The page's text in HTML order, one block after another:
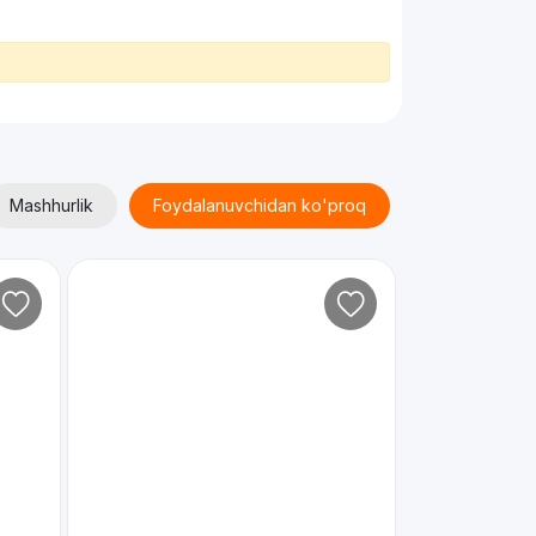
Mashhurlik Foydalanuvchidan ko'proq